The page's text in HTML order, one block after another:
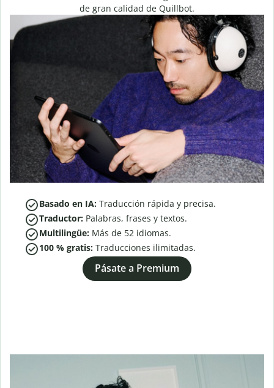
de gran calidad de Quillbot.
Basado en IA: Traducción rápida y precisa.
Traductor: Palabras, frases y textos.
Multilingüe: Más de 52 idiomas.
100 % gratis: Traducciones ilimitadas.
Pásate a Premium